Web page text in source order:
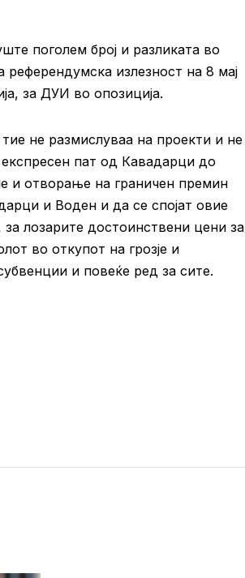
поголем број и разликата во
излезност на 8 мај
за ДУИ во опозиција.
не размислуваа на проекти и не
пат од Кавадарци до
и отворање на граничен премин
и Воден и да се спојат овие
лозарите достоинствени цени за
во откупот на грозје и
и повеќе ред за сите.